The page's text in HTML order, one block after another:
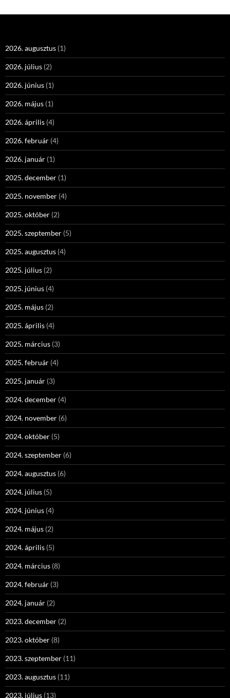
2026. augusztus (1)
2026. július (2)
2026. június (1)
2026. május (1)
2026. április (4)
2026. február (4)
2026. január (1)
2025. december (1)
2025. november (4)
2025. október (2)
2025. szeptember (5)
2025. augusztus (4)
2025. július (2)
2025. június (4)
2025. május (2)
2025. április (4)
2025. március (3)
2025. február (4)
2025. január (3)
2024. december (4)
2024. november (6)
2024. október (5)
2024. szeptember (6)
2024. augusztus (6)
2024. július (5)
2024. június (4)
2024. május (2)
2024. április (5)
2024. március (8)
2024. február (3)
2024. január (2)
2023. december (2)
2023. október (8)
2023. szeptember (11)
2023. augusztus (11)
2023. július (13)